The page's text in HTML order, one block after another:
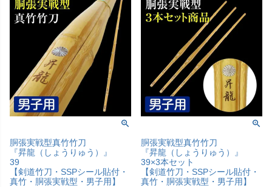
胴張実戦型真竹竹刀
『昇龍（しょうりゅう）』
39
【剣道竹刀・SSPシール貼付・
真竹・胴張実戦型・男子用】
胴張実戦型真竹竹刀
『昇龍（しょうりゅう）』
39×3本セット
【剣道竹刀・SSPシール貼付・
真竹・胴張実戦型・男子用】